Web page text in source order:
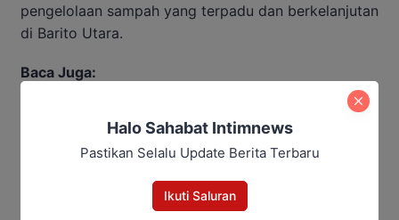
pengelolaan sampah yang terpadu dan berkelanjutan
di Barito Utara.
Baca Juga:
Suparjan Efendi Dorong Promosi
Pariwisata Barito Utara
Halo Sahabat Intimnews
Pastikan Selalu Update Berita Terbaru
Ikuti Saluran